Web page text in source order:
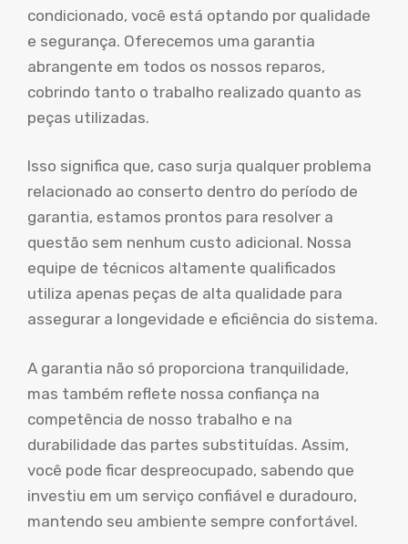
condicionado, você está optando por qualidade
e segurança. Oferecemos uma garantia
abrangente em todos os nossos reparos,
cobrindo tanto o trabalho realizado quanto as
peças utilizadas.
Isso significa que, caso surja qualquer problema
relacionado ao conserto dentro do período de
garantia, estamos prontos para resolver a
questão sem nenhum custo adicional. Nossa
equipe de técnicos altamente qualificados
utiliza apenas peças de alta qualidade para
assegurar a longevidade e eficiência do sistema.
A garantia não só proporciona tranquilidade,
mas também reflete nossa confiança na
competência de nosso trabalho e na
durabilidade das partes substituídas. Assim,
você pode ficar despreocupado, sabendo que
investiu em um serviço confiável e duradouro,
mantendo seu ambiente sempre confortável.